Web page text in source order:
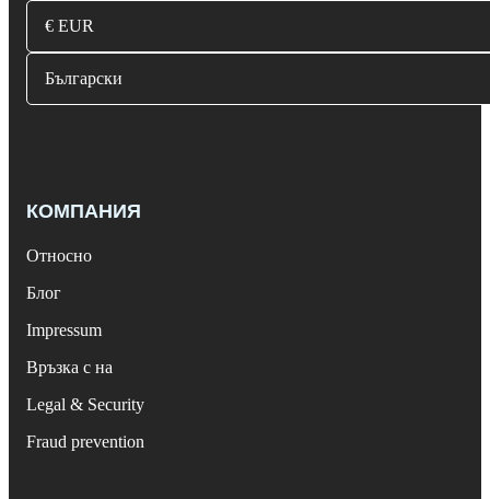
€ EUR
Български
КОМПАНИЯ
Относно
Блог
Impressum
Връзка с на
Legal & Security
Fraud prevention